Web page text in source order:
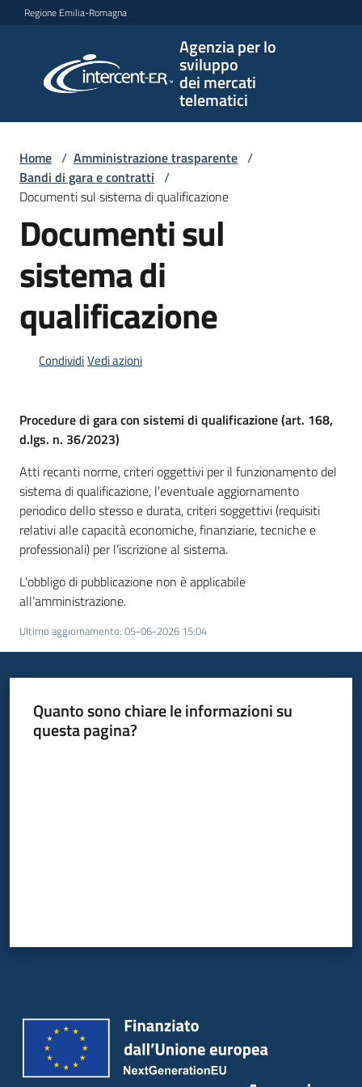
Vai al contenuto
Vai alla navigazione
Vai al footer
Regione Emilia-Romagna
Agenzia per lo
sviluppo
dei mercati
telematici
per lo
sviluppo
telematici
L'Agenzia
e
strumenti
acquisto
Supporto
Piattaforme
telematiche
Seguici
Home / Amministrazione trasparente /
Bandi di gara e contratti /
Documenti sul sistema di qualificazione
Documenti sul
sistema di
qualificazione
CondividiVedi azioni
Procedure di gara con sistemi di qualificazione (art. 168,
d.lgs. n. 36/2023)
Atti recanti norme, criteri oggettivi per il funzionamento del
sistema di qualificazione, l’eventuale aggiornamento
periodico dello stesso e durata, criteri soggettivi (requisiti
relativi alle capacità economiche, finanziarie, tecniche e
professionali) per l’iscrizione al sistema.
L’obbligo di pubblicazione non è applicabile
all’amministrazione.
Ultimo aggiornamento: 05-06-2026 15:04
Quanto sono chiare le informazioni su
questa pagina?